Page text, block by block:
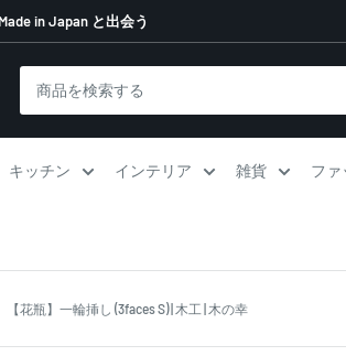
in Japan と出会う
キッチン インテリア 雑貨 ファ
【花瓶】一輪挿し (3faces S) | 木工 | 木の幸